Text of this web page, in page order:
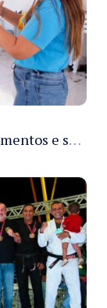
Concultura nos Bairros leva atendimentos e serviços culturais ao Japiim em 8/8